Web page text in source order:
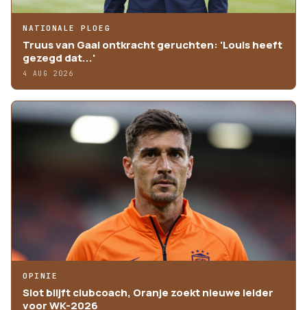
NATIONALE PLOEG
Truus van Gaal ontkracht geruchten: 'Louis heeft
gezegd dat...'
4 AUG 2026
OPINIE
Slot blijft clubcoach, Oranje zoekt nieuwe leider
voor WK-2026